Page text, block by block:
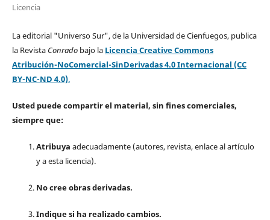
Licencia
La editorial "Universo Sur", de la Universidad de Cienfuegos, publica
la Revista Conradobajo la Licencia Creative Commons
Atribución-NoComercial-SinDerivadas 4.0 Internacional (CC
BY-NC-ND 4.0).
Usted puede compartir el material, sin fines comerciales,
siempre que:
Atribuya adecuadamente (autores, revista, enlace al artículo
y a esta licencia).
No cree obras derivadas.
Indique si ha realizado cambios.